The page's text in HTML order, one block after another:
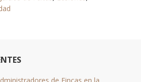
de Fincas en la